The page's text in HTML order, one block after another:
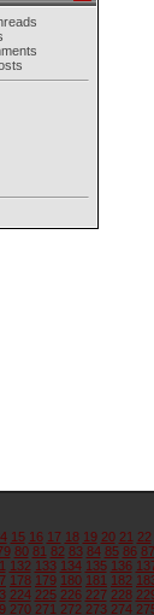
15 16 17 18 19 20 21 22
80 81 82 83 84 85 86 87
132 133 134 135 136
178 179 180 181 182
224 225 226 227 228
270 271 272 273 274